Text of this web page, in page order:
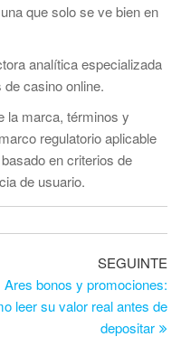
que solo se ve bien en
analítica especializada
casino online.
la marca, términos y
regulatorio aplicable
en criterios de
de usuario.
SEGUINTE
Ares bonos y promociones:
leer su valor real antes de
depositar